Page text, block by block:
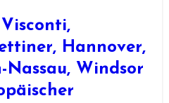
Hannover,
Windsor